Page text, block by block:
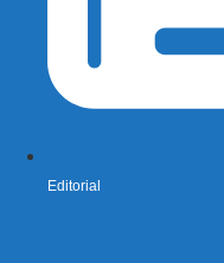
Editorial